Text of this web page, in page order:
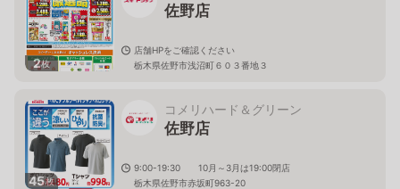
2枚
佐野店
店舗HPをご確認ください
栃木県佐野市浅沼町６０３番地３
45枚
コメリハード＆グリーン
佐野店
9:00-19:30 10月～3月は19:00閉店
栃木県佐野市赤坂町963-20